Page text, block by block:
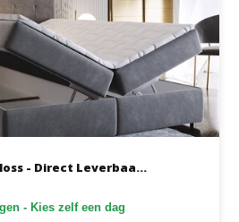
- Direct Leverbaa...
- Kies zelf een dag